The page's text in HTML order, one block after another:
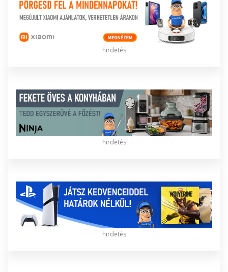
hirdetés
hirdetés
hirdetés